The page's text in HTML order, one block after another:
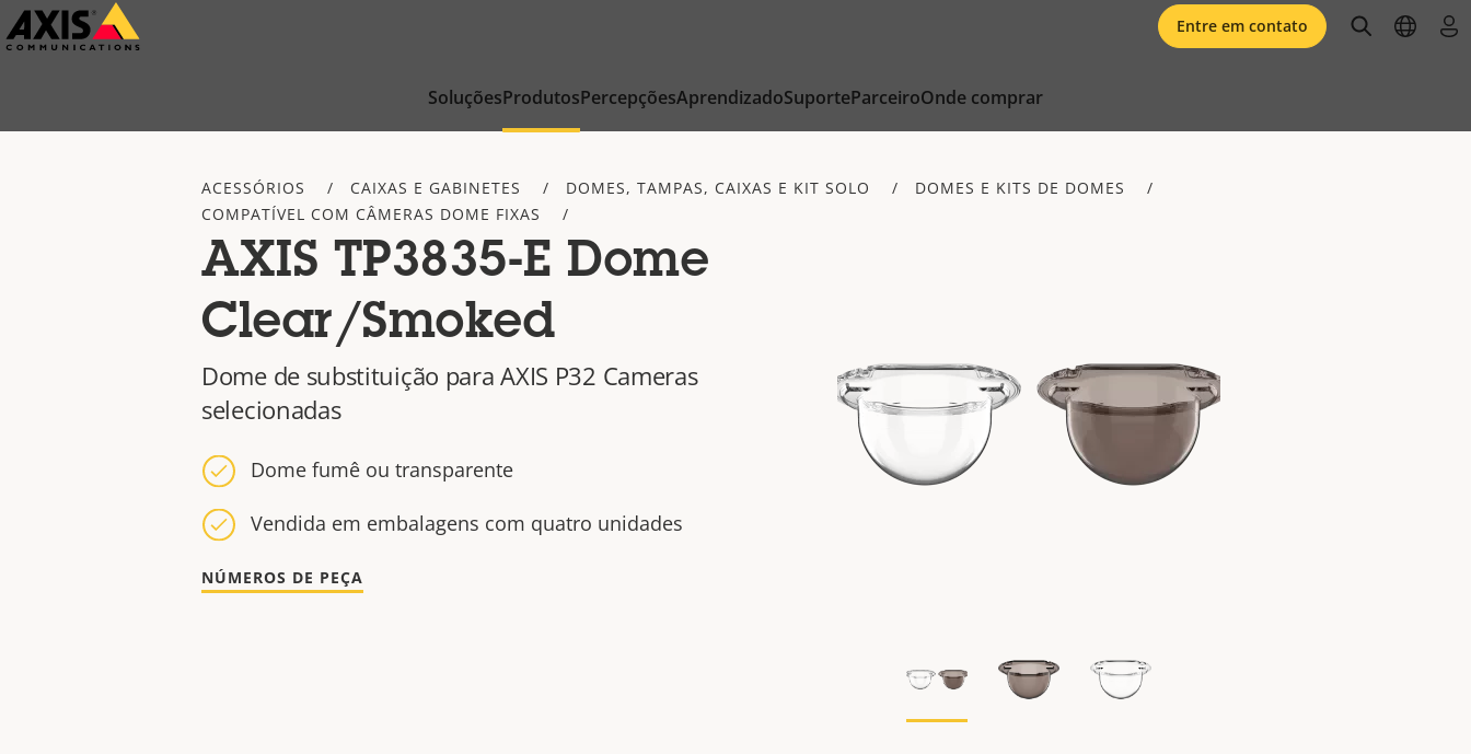
Pular
para
SoluçõesProdutosPercepçõesAprendizadoSuporteParceiroOnde comprar
Entre em contato openopen
ACESSÓRIOS CAIXAS E GABINETES DOMES, TAMPAS, CAIXAS E KIT SOLO
DOMES E KITS DE DOMES
COMPATÍVEL COM CÂMERAS DOME FIXAS
AXIS TP3835-E Dome
Clear/Smoked
Dome de substituição para AXIS P32 Cameras
selecionadas
Dome fumê ou transparente
Vendida em embalagens com quatro unidades
NÚMEROS DE PEÇA